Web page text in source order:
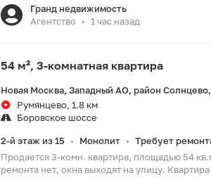
Гранд недвижимость
Агентство
• 1 час назад
54 м², 3-комнатная квартира
Новая Москва, Западный АО, район
Румянцево, 1.8 км
Боровское шоссе
2-й этаж из 15 • Монолит • Требует
Продается 3-комн. квартира, площадью 54
ремонта нет, окна выходят на улицу.